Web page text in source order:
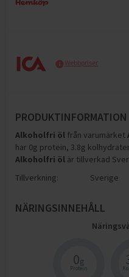
Webbpriser
PRODUKTINFORMATION
Alkoholfri öl från varumärket
har 0g protein, 3.8g
Alkoholfri öl är tillverkad
Tillverkning:
Sverige
NÄRINGSINNEHÅLL
0g
Protein